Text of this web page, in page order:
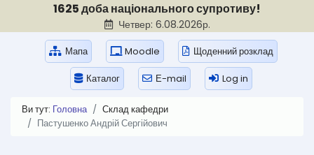
1625 доба національного супротиву!
Четвер: 6.08.2026р.
Мапа Moodle Щоденний розклад
Каталог Е-mail Log in
Ви тут: Головна
Склад кафедри
Пастушенко Андрій Сергійович